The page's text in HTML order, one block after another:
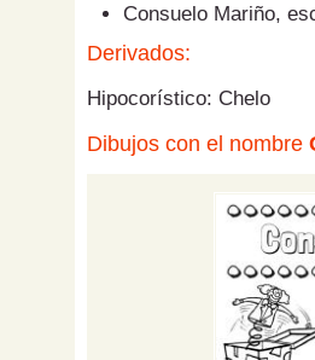
Consuelo Mariño,
Derivados:
Hipocorístico: Chelo
Dibujos con el nombre